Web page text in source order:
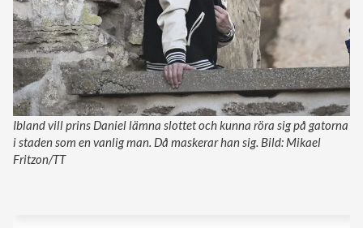
Ibland vill prins Daniel lämna slottet och kunna röra sig på gatorna
i staden som en vanlig man. Då maskerar han sig. Bild: Mikael
Fritzon/TT